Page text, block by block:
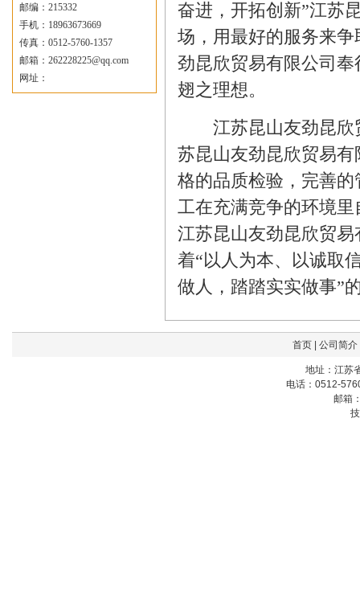
邮编：215332
手机：18963673669
传真：0512-5760-1357
邮箱： 262228225@qq.com
网址：
奋进，开拓创新”江苏
场，用最好的服务来
劲昆欣贸易有限公司奉
翅之理想。
江苏昆山友劲昆欣贸
苏昆山友劲昆欣贸易
格的品质检验，完善
工在充满竞争的环境
江苏昆山友劲昆欣贸
着“以人为本、以诚取
做人，踏踏实实做事”
首页 公司简介
地址：江苏
电话：0512-
邮箱